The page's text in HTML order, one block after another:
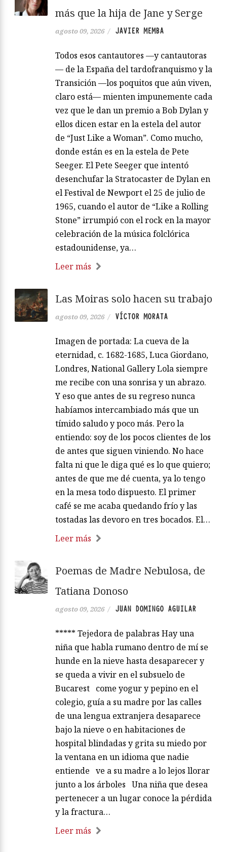
más que la hija de Jane y Serge
agosto 09, 2026 / JAVIER MEMBA
Todos esos cantautores —y cantautoras
— de la España del tardofranquismo y la
Transición —los poquitos que aún viven,
claro está— mienten impunemente cada
vez que le dan un premio a Bob Dylan y
ellos dicen estar en la estela del autor
de “Just Like a Woman”. Como mucho,
donde están es en la estela de Pete
Seeger. El Pete Seeger que intentó
desenchufar la Stratocaster de Dylan en
el Festival de Newport el 25 de julio de
1965, cuando el autor de “Like a Rolling
Stone” irrumpió con el rock en la mayor
celebración de la música folclórica
estadounidense, ya…
Leer más
Las Moiras solo hacen su trabajo
agosto 09, 2026 / VÍCTOR MORATA
Imagen de portada: La cueva de la
eternidad, c. 1682-1685, Luca Giordano,
Londres, National Gallery Lola siempre
me recibe con una sonrisa y un abrazo.
Y eso que antes de su regreso nunca
habíamos intercambiado más que un
tímido saludo y poco más. Pero la
entiendo: soy de los pocos clientes de los
de antes que siguen viniendo. No hace
falta ni que le diga qué es lo que quiero;
antes de que me dé cuenta, ya lo tengo
en la mesa todo dispuesto. El primer
café se me acaba quedando frío y las
tostadas las devoro en tres bocados. El…
Leer más
Poemas de Madre Nebulosa, de
Tatiana Donoso
agosto 09, 2026 / JUAN DOMINGO AGUILAR
***** Tejedora de palabras Hay una
niña que habla rumano dentro de mí se
hunde en la nieve hasta desaparecer y
se queda a vivir en el subsuelo de
Bucarest come yogur y pepino en el
colegio, guía a su madre por las calles
de una lengua extranjera desaparece
bajo la nieve o en habitaciones de
hospital blindadas y grita su miedo por
la ventana en un idioma que nadie
entiende ve a su madre a lo lejos llorar
junto a los árboles Una niña que desea
pertenecer a un lugar conoce la pérdida
y la fractura…
Leer más